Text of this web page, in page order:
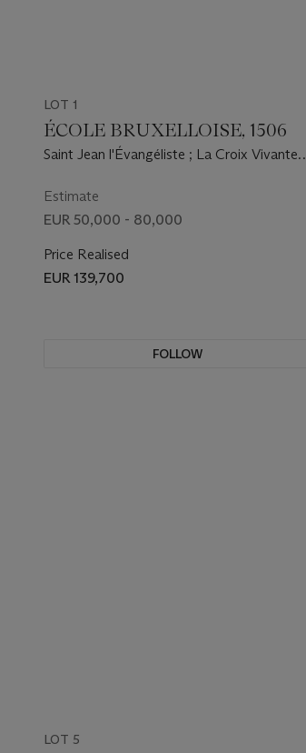
LOT 1
ÉCOLE BRUXELLOISE, 1506
Saint Jean l'Évangéliste ; La Croix Vivante ;
Estimate
EUR 50,000 - 80,000
Price Realised
EUR 139,700
FOLLOW
LOT 5